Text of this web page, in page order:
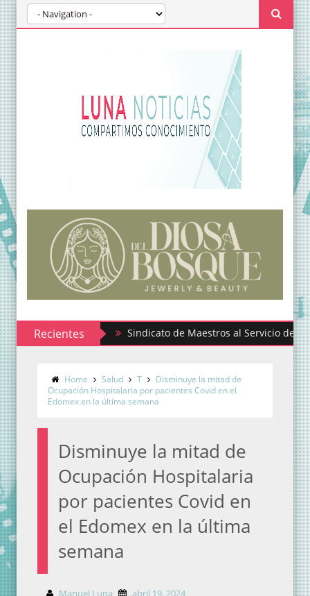
RecientesSindicato de Maestros al Servicio del Estado
Home Salud T
Disminuye la mitad de
Ocupación Hospitalaria por pacientes Covid en el
Edomex en la última semana
Disminuye la mitad de
Ocupación Hospitalaria
por pacientes Covid en
el Edomex en la última
semana
Manuel Luna abril 19, 2024